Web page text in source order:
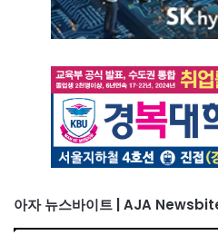
아자 뉴스바이트 | AJA